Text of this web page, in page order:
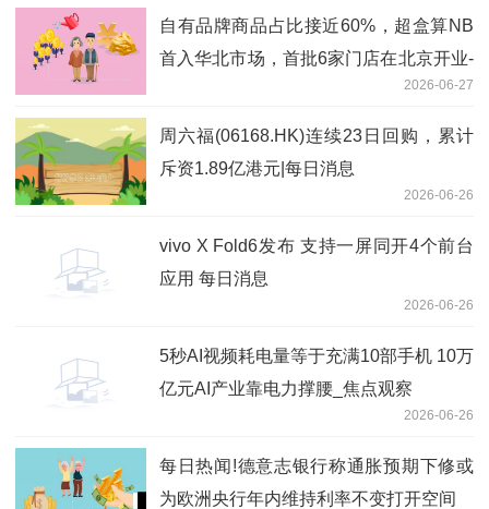
自有品牌商品占比接近60%，超盒算NB
首入华北市场，首批6家门店在北京开业-
2026-06-27
周六福(06168.HK)连续23日回购，累计
斥资1.89亿港元|每日消息
2026-06-26
vivo X Fold6发布 支持一屏同开4个前台
应用 每日消息
2026-06-26
5秒AI视频耗电量等于充满10部手机 10万
亿元AI产业靠电力撑腰_焦点观察
2026-06-26
每日热闻!德意志银行称通胀预期下修或
为欧洲央行年内维持利率不变打开空间